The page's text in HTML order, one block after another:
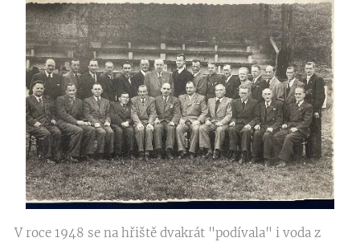
V roce 1948 se na hřiště dvakrát "podívala" i voda z